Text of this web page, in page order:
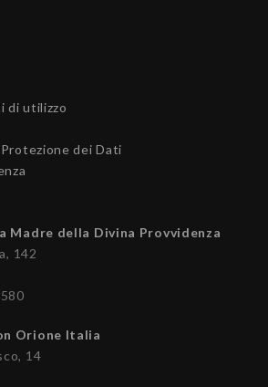
di utilizzo
dei Dati
Madre della Divina Provvidenza
142
Orione Italia
14